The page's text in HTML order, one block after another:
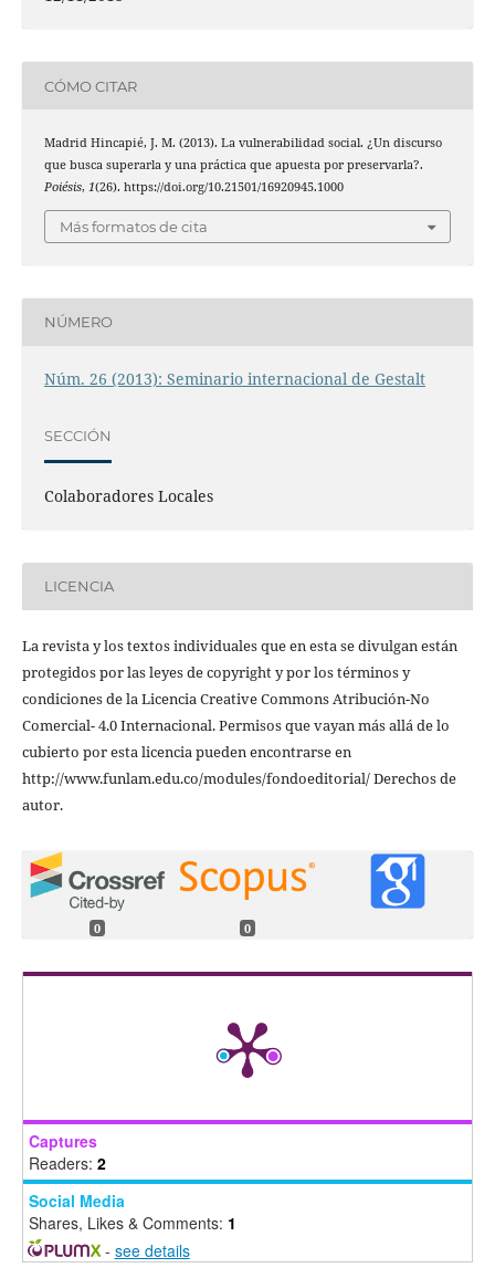
CÓMO CITAR
Madrid Hincapié, J. M. (2013). La vulnerabilidad social. ¿Un discurso
que busca superarla y una práctica que apuesta por preservarla?.
Poiésis, 1(26). https://doi.org/10.21501/16920945.1000
Más formatos de cita
NÚMERO
Núm. 26 (2013): Seminario internacional de Gestalt
SECCIÓN
Colaboradores Locales
LICENCIA
La revista y los textos individuales que en esta se divulgan están
protegidos por las leyes de copyright y por los términos y
condiciones de la Licencia Creative Commons Atribución-No
Comercial- 4.0 Internacional. Permisos que vayan más allá de lo
cubierto por esta licencia pueden encontrarse en
http://www.funlam.edu.co/modules/fondoeditorial/ Derechos de
autor.
0 0
Captures
Readers: 2
Social Media
Shares, Likes & Comments: 1
- see details